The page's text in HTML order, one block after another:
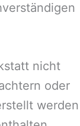
nicht
oder
werden